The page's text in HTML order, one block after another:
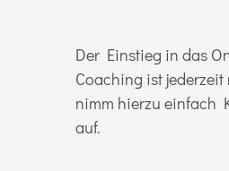
Der Einstieg in das
Coaching ist
nimm hierzu einfach
auf.